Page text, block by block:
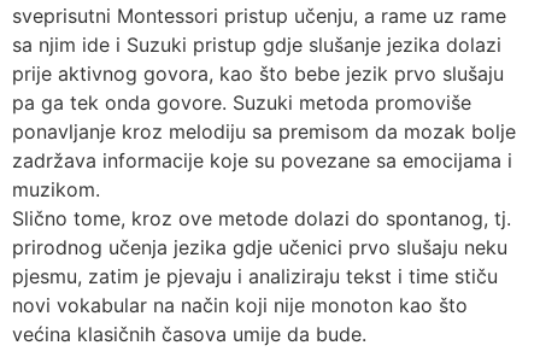
sveprisutni Montessori pristup učenju, a rame uz rame
sa njim ide i Suzuki pristup gdje slušanje jezika dolazi
prije aktivnog govora, kao što bebe jezik prvo slušaju
pa ga tek onda govore. Suzuki metoda promoviše
ponavljanje kroz melodiju sa premisom da mozak bolje
zadržava informacije koje su povezane sa emocijama i
muzikom.
Slično tome, kroz ove metode dolazi do spontanog, tj.
prirodnog učenja jezika gdje učenici prvo slušaju neku
pjesmu, zatim je pjevaju i analiziraju tekst i time stiču
novi vokabular na način koji nije monoton kao što
većina klasičnih časova umije da bude.